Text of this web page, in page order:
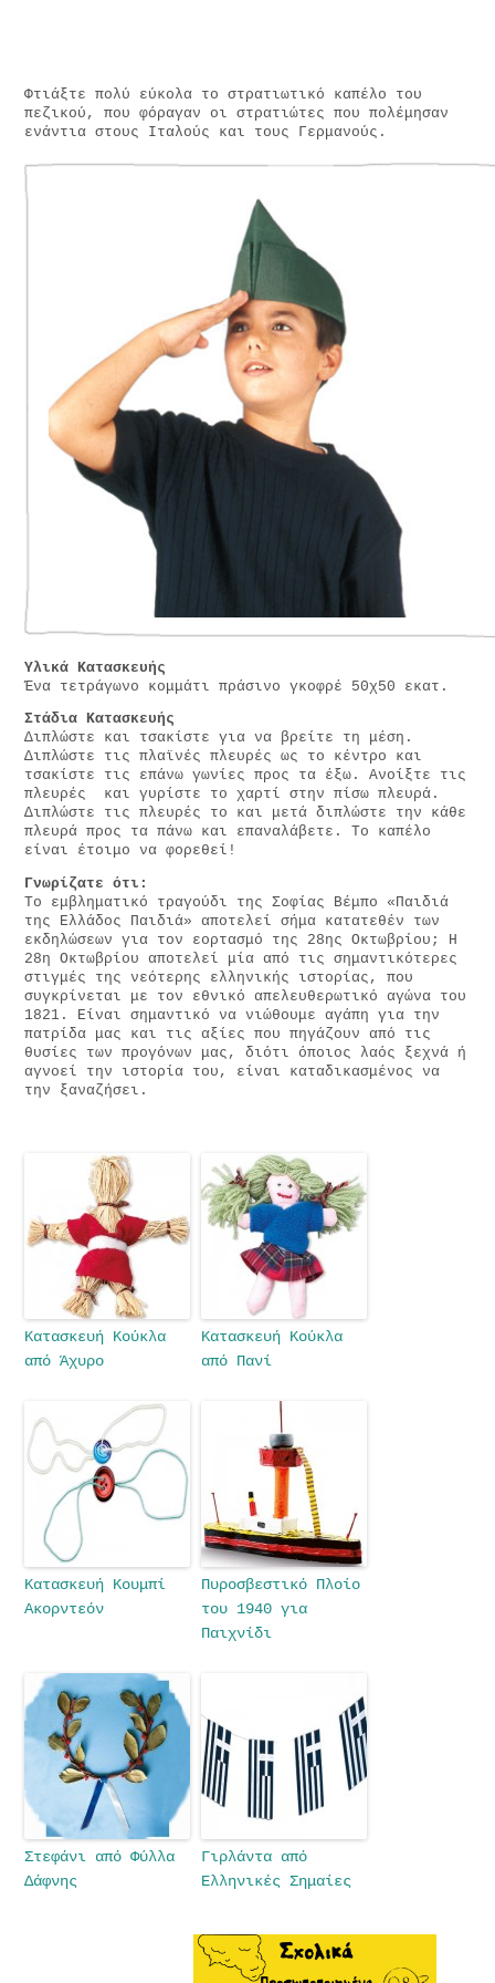
Φτιάξτε πολύ εύκολα το στρατιωτικό καπέλο του
πεζικού, που φόραγαν οι στρατιώτες που πολέμησαν
ενάντια στους Ιταλούς και τους Γερμανούς.
Υλικά Κατασκευής
Ένα τετράγωνο κομμάτι πράσινο γκοφρέ 50χ50 εκατ.
Στάδια Κατασκευής
Διπλώστε και τσακίστε για να βρείτε τη μέση.
Διπλώστε τις πλαϊνές πλευρές ως το κέντρο και
τσακίστε τις επάνω γωνίες προς τα έξω. Ανοίξτε τις
πλευρές και γυρίστε το χαρτί στην πίσω πλευρά.
Διπλώστε τις πλευρές το και μετά διπλώστε την κάθε
πλευρά προς τα πάνω και επαναλάβετε. Το καπέλο
είναι έτοιμο να φορεθεί!
Γνωρίζατε ότι:
Το εμβληματικό τραγούδι της Σοφίας Βέμπο «Παιδιά
της Ελλάδος Παιδιά» αποτελεί σήμα κατατεθέν των
εκδηλώσεων για τον εορτασμό της 28ης Οκτωβρίου; Η
28η Οκτωβρίου αποτελεί μία από τις σημαντικότερες
στιγμές της νεότερης ελληνικής ιστορίας, που
συγκρίνεται με τον εθνικό απελευθερωτικό αγώνα του
1821. Είναι σημαντικό να νιώθουμε αγάπη για την
πατρίδα μας και τις αξίες που πηγάζουν από τις
θυσίες των προγόνων μας, διότι όποιος λαός ξεχνά ή
αγνοεί την ιστορία του, είναι καταδικασμένος να
την ξαναζήσει.
Κατασκευή Κούκλα
από Άχυρο
Κατασκευή Κούκλα
από Πανί
Κατασκευή Κουμπί
Ακορντεόν
Πυροσβεστικό Πλοίο
του 1940 για
Παιχνίδι
Στεφάνι από Φύλλα
Δάφνης
Γιρλάντα από
Ελληνικές Σημαίες